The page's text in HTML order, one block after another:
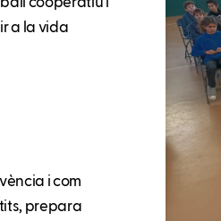
cooperatiu i
a la vida
i com
prepara